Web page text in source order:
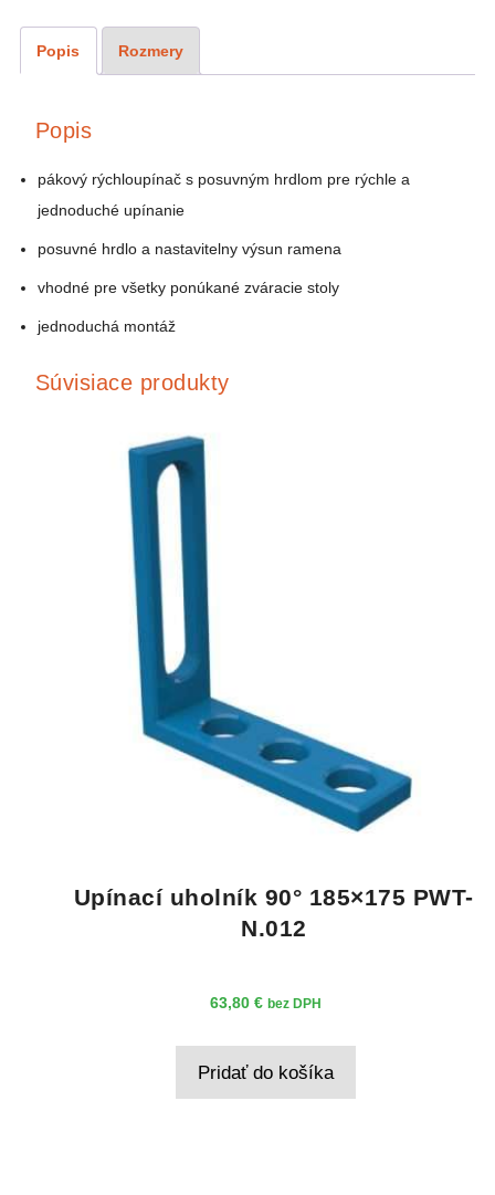
Popis Rozmery
Popis
pákový rýchloupínač s posuvným hrdlom pre rýchle a
jednoduché upínanie
posuvné hrdlo a nastavitelny výsun ramena
vhodné pre všetky ponúkané zváracie stoly
jednoduchá montáž
Súvisiace produkty
Upínací uholník 90° 185×175 PWT-
N.012
63,80 € bez DPH
Pridať do košíka